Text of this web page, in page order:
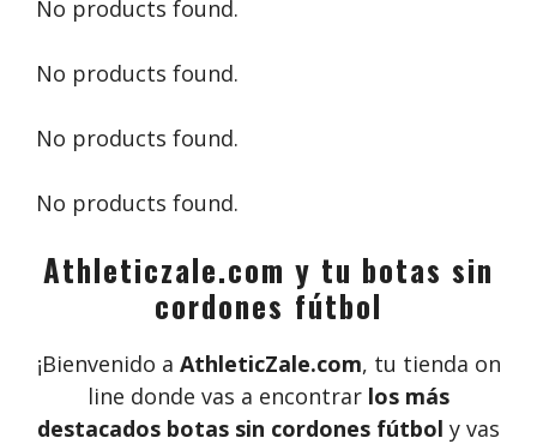
No products found.
No products found.
No products found.
No products found.
Athleticzale.com y tu botas sin
cordones fútbol
¡Bienvenido a AthleticZale.com, tu tienda on
line donde vas a encontrar los más
destacados botas sin cordones fútbol y vas